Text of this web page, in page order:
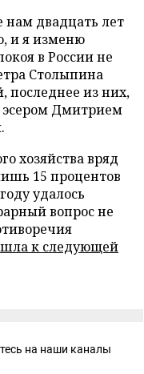
нам двадцать лет
и я изменю
в России не
Столыпина
последнее из них,
эсером Дмитрием
хозяйства вряд
15 процентов
удалось
вопрос не
шла к следующей
на наши каналы